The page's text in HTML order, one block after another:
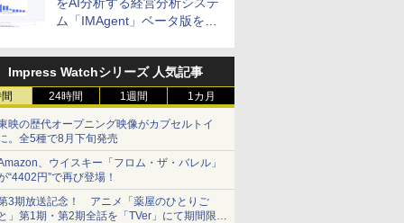
ム「IMAgent」ベータ版を提
Impress Watchシリーズ 人気記事
24時間 1週間 1カ月
映の歴代オープニング映像がカプセルトイ
。全5種で8月下旬発売
、ウイスキー「フロム・ザ・バレル」
“4402円”で再び登場！
3期放送記念！ アニメ「薬屋のひとりご
」第1期・第2期全話を「TVer」にて期間限定